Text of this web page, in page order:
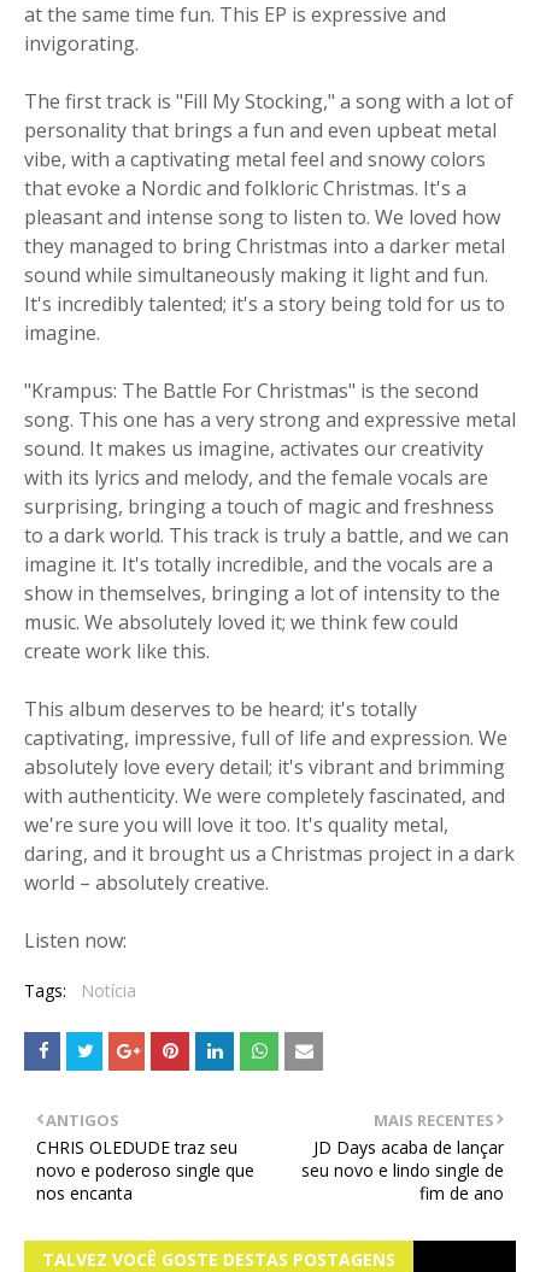
at the same time fun. This EP is expressive and
invigorating.
The first track is "Fill My Stocking," a song with a lot of
personality that brings a fun and even upbeat metal
vibe, with a captivating metal feel and snowy colors
that evoke a Nordic and folkloric Christmas. It's a
pleasant and intense song to listen to. We loved how
they managed to bring Christmas into a darker metal
sound while simultaneously making it light and fun.
It's incredibly talented; it's a story being told for us to
imagine.
"Krampus: The Battle For Christmas" is the second
song. This one has a very strong and expressive metal
sound. It makes us imagine, activates our creativity
with its lyrics and melody, and the female vocals are
surprising, bringing a touch of magic and freshness
to a dark world. This track is truly a battle, and we can
imagine it. It's totally incredible, and the vocals are a
show in themselves, bringing a lot of intensity to the
music. We absolutely loved it; we think few could
create work like this.
This album deserves to be heard; it's totally
captivating, impressive, full of life and expression. We
absolutely love every detail; it's vibrant and brimming
with authenticity. We were completely fascinated, and
we're sure you will love it too. It's quality metal,
daring, and it brought us a Christmas project in a dark
world – absolutely creative.
Listen now:
Tags: Notícia
MAIS RECENTES
JD Days acaba de lançar
seu novo e lindo single de
fim de ano
ANTIGOS
CHRIS OLEDUDE traz seu
novo e poderoso single que
nos encanta
TALVEZ VOCÊ GOSTE DESTAS POSTAGENS